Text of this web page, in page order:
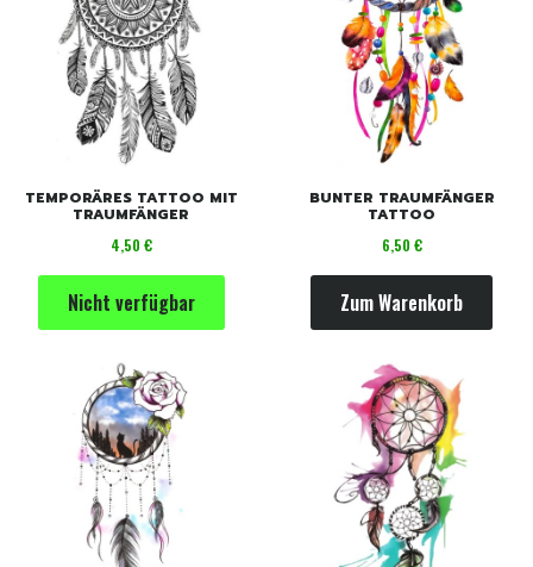
TEMPORÄRES TATTOO MIT
TRAUMFÄNGER
Preis
4,50 €
Nicht verfügbar
BUNTER TRAUMFÄNGER
TATTOO
Preis
6,50 €
Zum Warenkorb